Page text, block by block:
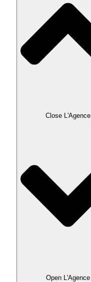
Close L'Agence
Open L'Agence